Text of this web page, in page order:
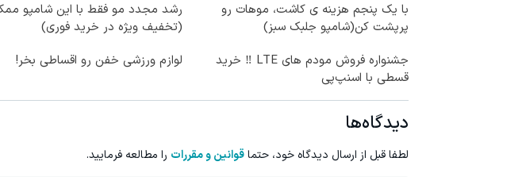
با یک پنجم هزینه ی کاشت، موهات رو
پرپشت کن(شامپو جلبک سبز)
رشد مجدد مو فقط با این شامپو
(تخفیف ویژه در خرید فوری)
جشنواره فروش مودم های LTE ‼️ خرید
قسطی با اسنپ‌پی
لوازم ورزشی خفن رو اقساطی بخر!
دیدگاه‌ها
لطفا قبل از ارسال دیدگاه خود، حتماقوانین و مقررات را مطالعه فرمایید.